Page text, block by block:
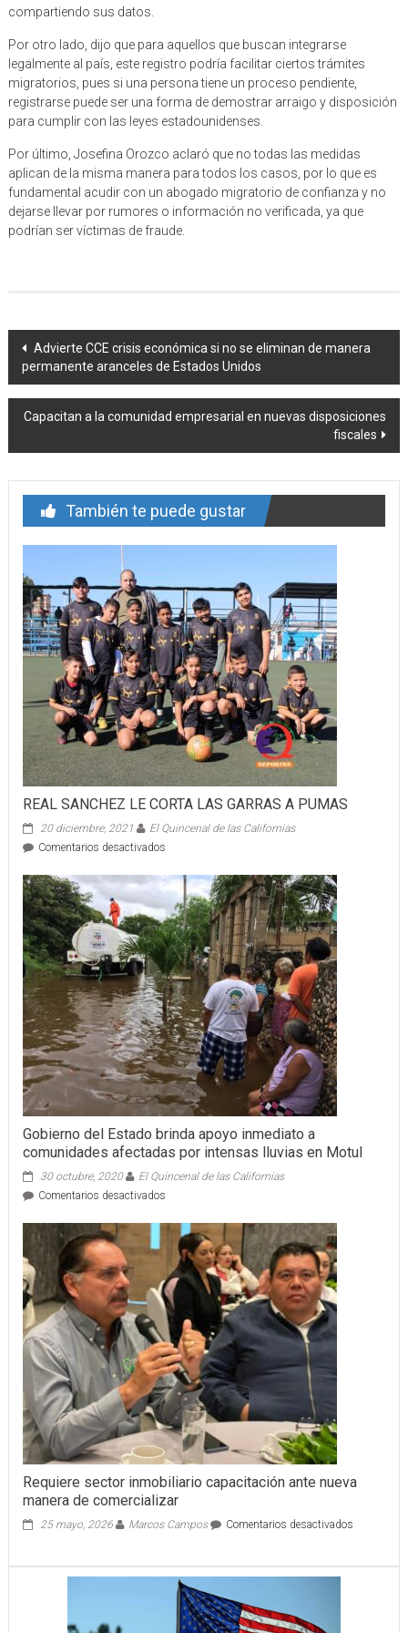
compartiendo sus datos.
Por otro lado, dijo que para aquellos que buscan integrarse
legalmente al país, este registro podría facilitar ciertos trámites
migratorios, pues si una persona tiene un proceso pendiente,
registrarse puede ser una forma de demostrar arraigo y disposición
para cumplir con las leyes estadounidenses.
Por último, Josefina Orozco aclaró que no todas las medidas
aplican de la misma manera para todos los casos, por lo que es
fundamental acudir con un abogado migratorio de confianza y no
dejarse llevar por rumores o información no verificada, ya que
podrían ser víctimas de fraude.
Navegación
de
entrada
Advierte CCE crisis económica si no se eliminan de manera
permanente aranceles de Estados Unidos
Capacitan a la comunidad empresarial en nuevas disposiciones
fiscales
También te puede gustar
REAL SANCHEZ LE CORTA LAS GARRAS A PUMAS
20 diciembre, 2021
El Quincenal de las Californias
Comentarios desactivadosen
SANCHEZ
LE
CORTA
LAS
GARRAS
A
PUMAS
Gobierno del Estado brinda apoyo inmediato a
comunidades afectadas por intensas lluvias en Motul
30 octubre, 2020
El Quincenal de las Californias
Comentarios desactivadosen
del
Estado
brinda
apoyo
inmediato
a
comunidades
afectadas
por
intensas
lluvias
en
Motul
Requiere sector inmobiliario capacitación ante nueva
manera de comercializar
25 mayo, 2026 Marcos Campos Comentarios desactivadosen